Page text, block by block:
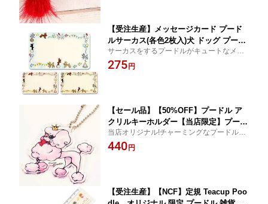
【受注生産】メッセージカード プード
ルサーカス(各色2枚入)犬 ドッグ プード
ル 手紙 カード メッセージカード 雑貨
ステーショナリー グッズ ギフト 贈り物
サーカスをするプードルがキュートなメッ
セージカード【ドッグ 犬グッズ 雑貨 プー
ドル】
275円
【セール品】【50%OFF】プードル ア
クリルキーホルダー【当店限定】プード
ル トイプードル 雑貨 キーホルダー ボ
ールチェーン かわいい アクセサリー キ
当店オリジナル!チャーミングなプードルの
キーホルダー♪【ドッグ 犬グッズ 雑貨 プー
ドル】
440円
【受注生産】【NCF】定規 Teacup Poo